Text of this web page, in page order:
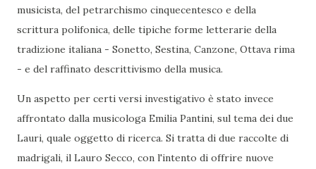
musicista, del petrarchismo cinquecentesco e della
scrittura polifonica, delle tipiche forme letterarie della
tradizione italiana - Sonetto, Sestina, Canzone, Ottava rima
- e del raffinato descrittivismo della musica.
Un aspetto per certi versi investigativo è stato invece
affrontato dalla musicologa Emilia Pantini, sul tema dei due
Lauri, quale oggetto di ricerca. Si tratta di due raccolte di
madrigali, il Lauro Secco, con l'intento di offrire nuove